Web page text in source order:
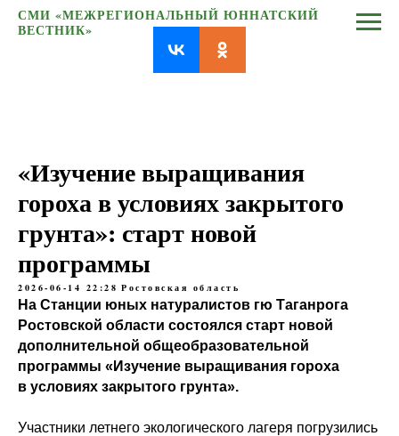
СМИ «МЕЖРЕГИОНАЛЬНЫЙ ЮННАТСКИЙ
ВЕСТНИК»
«Изучение выращивания
гороха в условиях закрытого
грунта»: старт новой
программы
2026-06-14 22:28 Ростовская область
На Станции юных натуралистов гю Таганрога
Ростовской области состоялся старт новой
дополнительной общеобразовательной
программы «Изучение выращивания гороха
в условиях закрытого грунта».
Участники летнего экологического лагеря погрузились